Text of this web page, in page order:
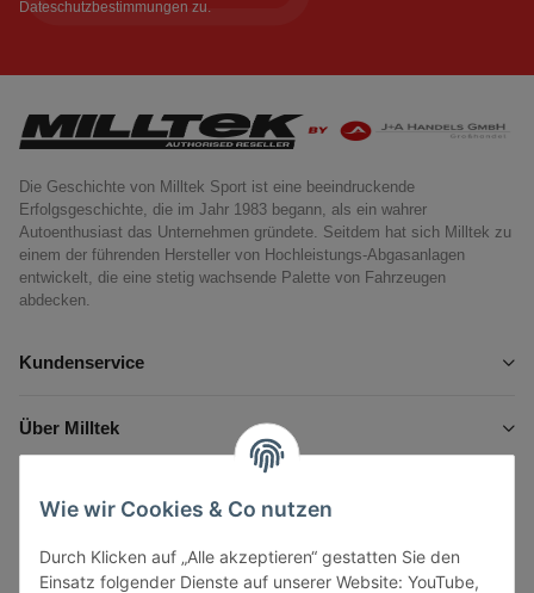
Wie wir Cookies & Co nutzen
Durch Klicken auf „Alle akzeptieren“ gestatten Sie den
Einsatz folgender Dienste auf unserer Website: YouTube,
Dateschutzbestimmungen zu.
Die Geschichte von Milltek Sport ist eine beeindruckende
Erfolgsgeschichte, die im Jahr 1983 begann, als ein wahrer
Autoenthusiast das Unternehmen gründete. Seitdem hat sich Milltek zu
einem der führenden Hersteller von Hochleistungs-Abgasanlagen
entwickelt, die eine stetig wachsende Palette von Fahrzeugen
abdecken.
Kundenservice
Über Milltek
Gesetzliche Informationen